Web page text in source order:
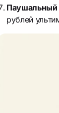
Паушальный
рублей